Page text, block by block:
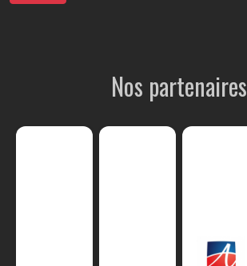
Nos partenaires